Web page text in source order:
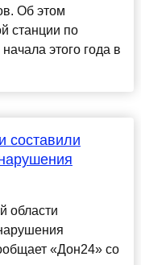
Об этом
станции по
этого года в
составили
области
«Дон24» со